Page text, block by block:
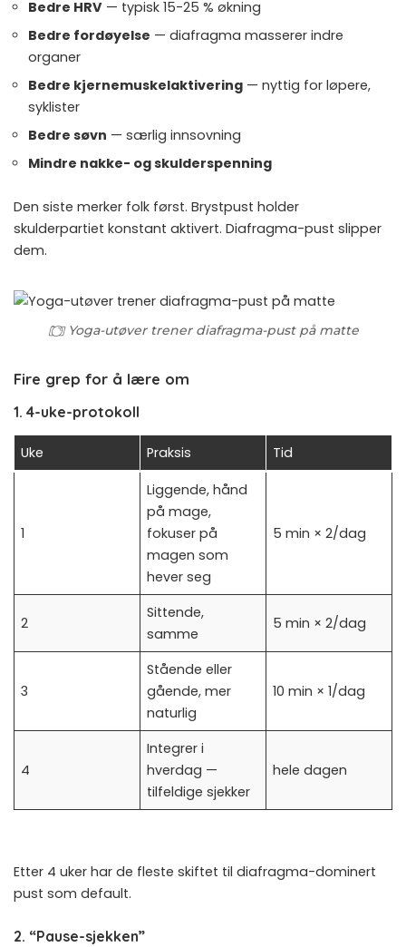
Bedre HRV — typisk 15-25 % økning
Bedre fordøyelse — diafragma masserer indre
organer
Bedre kjernemuskelaktivering — nyttig for løpere,
syklister
Bedre søvn — særlig innsovning
Mindre nakke- og skulderspenning
Den siste merker folk først. Brystpust holder
skulderpartiet konstant aktivert. Diafragma-pust slipper
dem.
Yoga-utøver trener diafragma-pust på matte
Fire grep for å lære om
1. 4-uke-protokoll
Uke Praksis Tid
1
Liggende, hånd
på mage,
fokuser på
magen som
hever seg
5 min × 2/dag
2
Sittende,
samme
5 min × 2/dag
3
Stående eller
gående, mer
naturlig
10 min × 1/dag
4
Integrer i
hverdag —
tilfeldige sjekker
hele dagen
Etter 4 uker har de fleste skiftet til diafragma-dominert
pust som default.
2. “Pause-sjekken”